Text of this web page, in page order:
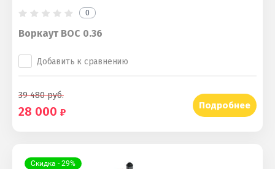
0
Воркаут ВОС 0.36
Добавить к сравнению
39 480руб.
28 000 Подробнее
Скидка - 29%